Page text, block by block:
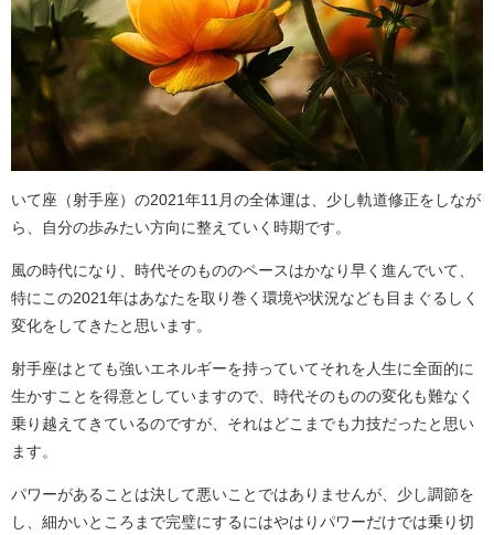
いて座（射手座）の2021年11月の全体運は、少し軌道修正をしなが
ら、自分の歩みたい方向に整えていく時期です。
風の時代になり、時代そのもののペースはかなり早く進んでいて、
特にこの2021年はあなたを取り巻く環境や状況なども目まぐるしく
変化をしてきたと思います。
射手座はとても強いエネルギーを持っていてそれを人生に全面的に
生かすことを得意としていますので、時代そのものの変化も難なく
乗り越えてきているのですが、それはどこまでも力技だったと思い
ます。
パワーがあることは決して悪いことではありませんが、少し調節を
し、細かいところまで完璧にするにはやはりパワーだけでは乗り切